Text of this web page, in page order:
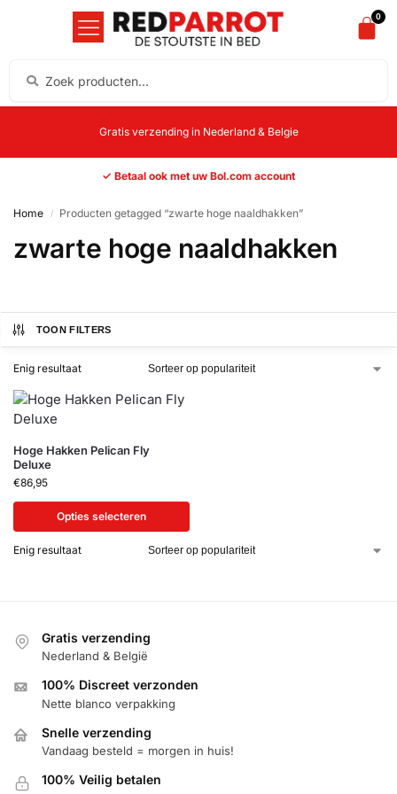
0
Gratis verzending in Nederland & Belgie
✓ Betaal ook met uw Bol.com account
Home / Producten getagged “zwarte hoge naaldhakken”
zwarte hoge naaldhakken
TOON FILTERS
Enig resultaat
Hoge Hakken Pelican Fly
Deluxe
€86,95
Opties selecteren
Enig resultaat
Gratis verzending
Nederland & België
100% Discreet verzonden
Nette blanco verpakking
Snelle verzending
Vandaag besteld = morgen in huis!
100% Veilig betalen